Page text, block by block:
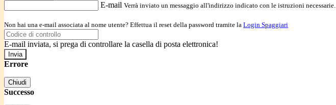
E-mail Verrà inviato un messaggio all'indirizzo indicato con le istruzioni necessarie.
Non hai una e-mail associata al nome utente? Effettua il reset della password tramite la Login Spaggiari
E-mail inviata, si prega di controllare la casella di posta elettronica!
Errore
Chiudi
Successo